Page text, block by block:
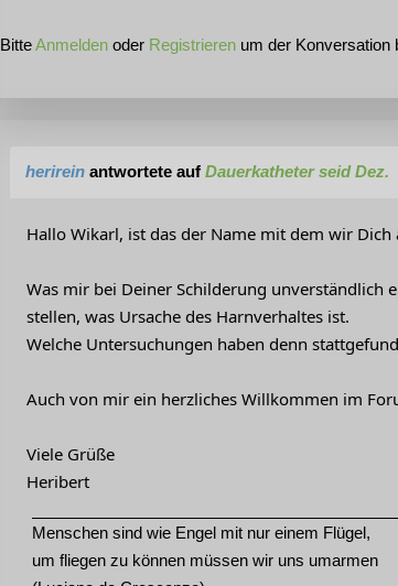
BitteAnmelden oder Registrieren um der Konversation
herirein antwortete auf Dauerkatheter seid Dez.
Hallo Wikarl, ist das der Name mit dem wir Dich
Was mir bei Deiner Schilderung unverständlich
stellen, was Ursache des Harnverhaltes ist.
Welche Untersuchungen haben denn
Auch von mir ein herzliches Willkommen im
Viele Grüße
Heribert
Menschen sind wie Engel mit nur einem Flügel,
um fliegen zu können müssen wir uns umarmen